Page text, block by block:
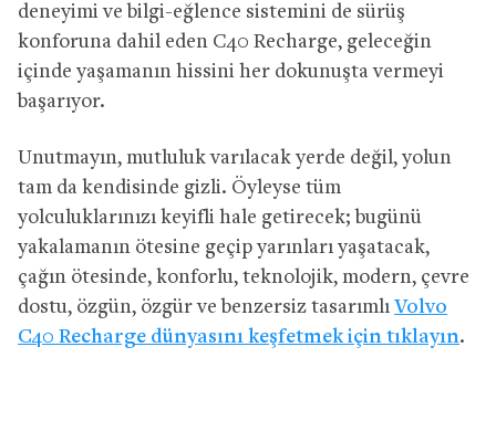
deneyimi ve bilgi-eğlence sistemini de sürüş
konforuna dahil eden C40 Recharge, geleceğin
içinde yaşamanın hissini her dokunuşta vermeyi
başarıyor.
Unutmayın, mutluluk varılacak yerde değil, yolun
tam da kendisinde gizli. Öyleyse tüm
yolculuklarınızı keyifli hale getirecek; bugünü
yakalamanın ötesine geçip yarınları yaşatacak,
çağın ötesinde, konforlu, teknolojik, modern, çevre
dostu, özgün, özgür ve benzersiz tasarımlı Volvo
C40 Recharge dünyasını keşfetmek için tıklayın.